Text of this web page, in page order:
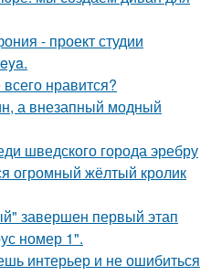
- проект студии
нравится?
а внезапный модный
шведского города эребру
огромный жёлтый кролик
завершен первый этап
номер 1".
интерьер и не ошибиться